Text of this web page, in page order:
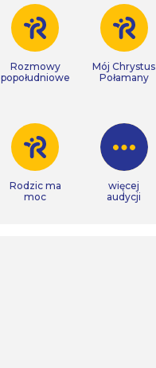
Rozmowy
popołudniowe
Mój Chrystus
Połamany
Rodzic ma
moc
więcej
audycji